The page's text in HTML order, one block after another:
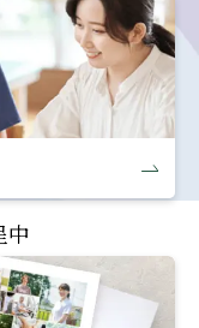
中